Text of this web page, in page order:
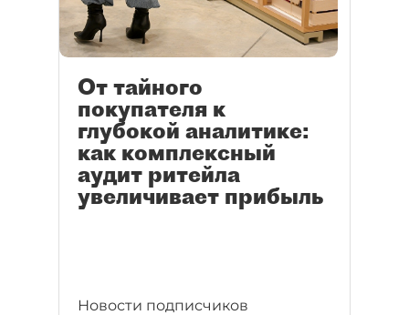
От тайного
покупателя к
глубокой аналитике:
как комплексный
аудит ритейла
увеличивает прибыль
Новости подписчиков